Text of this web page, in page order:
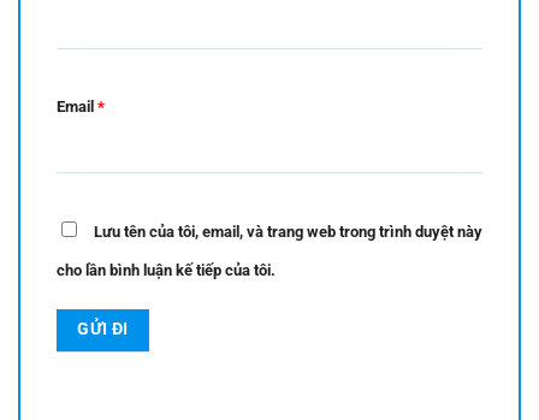
Email *
Lưu tên của tôi, email, và trang web trong trình duyệt này
cho lần bình luận kế tiếp của tôi.